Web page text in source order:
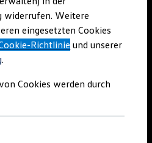
und Gebrauchtwagen
Zertifizierte Gebrauchtwagen
bei Gebrauchtwagen
widerrufen. Weitere
eingesetzten Cookies
Richtlinie und unserer
.
Cookies werden durch